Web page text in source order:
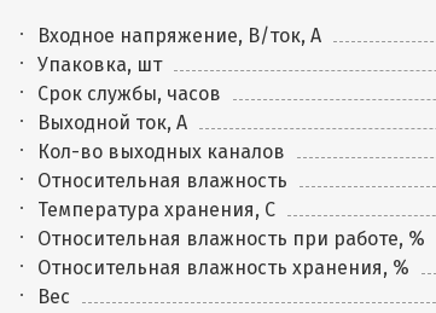
Входное напряжение, В/ток, А
Упаковка, шт
Срок службы, часов
Выходной ток, А
Кол-во выходных каналов
Относительная влажность
Температура хранения, C
Относительная влажность при работе, %
Относительная влажность хранения, %
Вес